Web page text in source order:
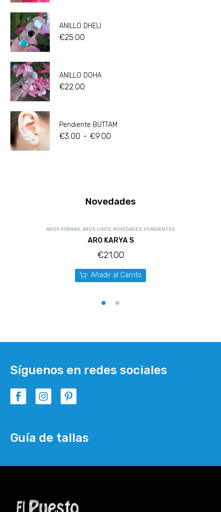
ANILLO DHELI
€25.00
ANILLO DOHA
€22.00
Pendiente BUTTAM
€3.00 - €9.00
Novedades
AROS FORMAS AROS LISOS NOVEDADES PENDIENTES
ARO KARYA S
€21.00
Añadir al Carrito
Síguenos en redes sociales
Guía de tallas